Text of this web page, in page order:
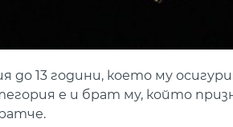
13 години, което му
е и брат му, който